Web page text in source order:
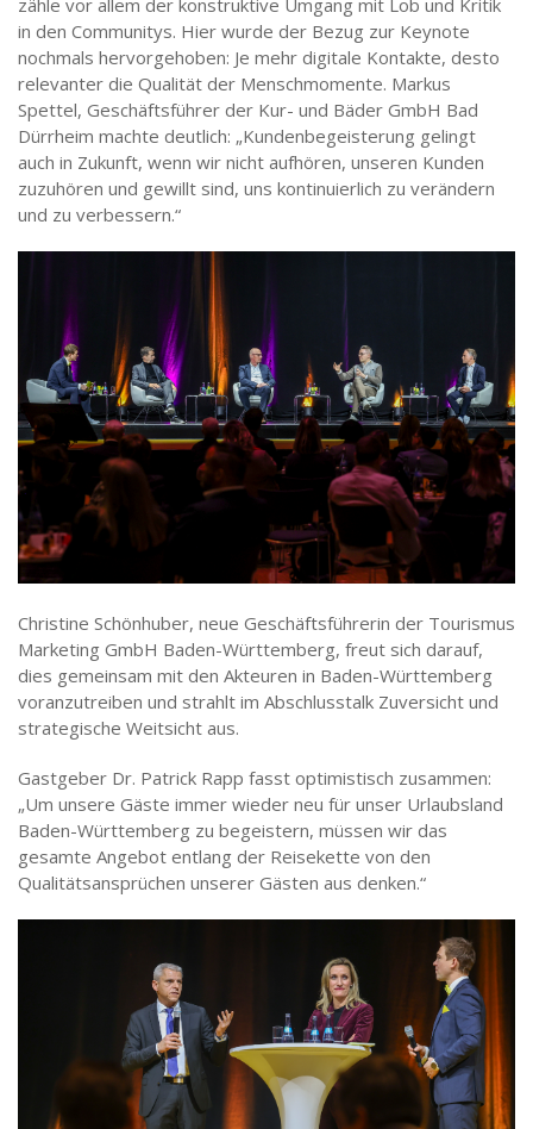
zähle vor allem der konstruktive Umgang mit Lob und Kritik
in den Communitys. Hier wurde der Bezug zur Keynote
nochmals hervorgehoben: Je mehr digitale Kontakte, desto
relevanter die Qualität der Menschmomente. Markus
Spettel, Geschäftsführer der Kur- und Bäder GmbH Bad
Dürrheim machte deutlich: „Kundenbegeisterung gelingt
auch in Zukunft, wenn wir nicht aufhören, unseren Kunden
zuzuhören und gewillt sind, uns kontinuierlich zu verändern
und zu verbessern.“
Christine Schönhuber, neue Geschäftsführerin der Tourismus
Marketing GmbH Baden-Württemberg, freut sich darauf,
dies gemeinsam mit den Akteuren in Baden-Württemberg
voranzutreiben und strahlt im Abschlusstalk Zuversicht und
strategische Weitsicht aus.
Gastgeber Dr. Patrick Rapp fasst optimistisch zusammen:
„Um unsere Gäste immer wieder neu für unser Urlaubsland
Baden-Württemberg zu begeistern, müssen wir das
gesamte Angebot entlang der Reisekette von den
Qualitätsansprüchen unserer Gästen aus denken.“